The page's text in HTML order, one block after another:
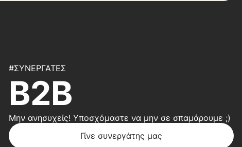
#ΣΥΝΕΡΓΆΤΕΣ
B2B
Μην ανησυχείς! Υποσχόμαστε να μην σε σπαμάρουμε ;)
Γίνε συνεργάτης μας